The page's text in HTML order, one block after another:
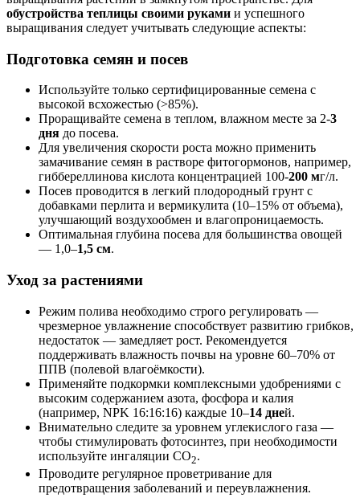
обустройства теплицы своими руками и успешного
выращивания следует учитывать следующие аспекты:
Подготовка семян и посев
Используйте только сертифицированные семена с
высокой всхожестью (>85%).
Проращивайте семена в теплом, влажном месте за 2-3
дня до посева.
Для увеличения скорости роста можно применить
замачивание семян в растворе фитогормонов, например,
гиббереллинова кислота концентрацией 100-200 мг/л.
Посев проводится в легкий плодородный грунт с
добавками перлита и вермикулита (10–15% от объема),
улучшающий воздухообмен и влагопроницаемость.
Оптимальная глубина посева для большинства овощей
— 1,0–1,5 см.
Уход за растениями
Режим полива необходимо строго регулировать —
чрезмерное увлажнение способствует развитию грибков,
недостаток — замедляет рост. Рекомендуется
поддерживать влажность почвы на уровне 60–70% от
ППВ (полевой влагоёмкости).
Применяйте подкормки комплексными удобрениями с
высоким содержанием азота, фосфора и калия
(например, NPK 16:16:16) каждые 10–14 дней.
Внимательно следите за уровнем углекислого газа —
чтобы стимулировать фотосинтез, при необходимости
используйте ингаляции CO2.
Проводите регулярное проветривание для
предотвращения заболеваний и переувлажнения.